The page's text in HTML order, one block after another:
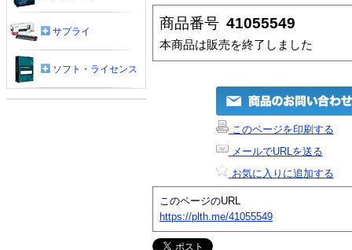
商品番号 41055549
本商品は販売を終了しました
このページを印刷する
メールでURLを送る
お気に入りに追加する
このページのURL
https://plth.me/41055549
サプライ
ソフト・ライセンス